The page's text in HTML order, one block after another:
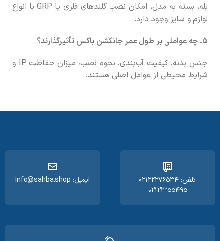
بله، بسته به مدل، امکان نصب گلندهای فلزی یا GRP با انواع
لوازم و سایز وجود دارد.
۵. چه عواملی بر طول عمر جانکشن باکس تأثیرگذارند؟
جنس بدنه، کیفیت آب‌بندی، نحوه نصب، میزان حفاظت IP و
شرایط محیطی از عوامل اصلی هستند.
تلفن: ۰۲۱۲۲۲۷۶۵۳۴
۰۲۱۲۲۲۵۵۴۹۵
ایمیل: info@sahba.shop